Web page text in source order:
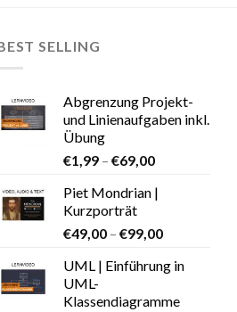
SELLING
Abgrenzung Projekt-
und Linienaufgaben inkl.
Übung
€1,99 – €69,00
Piet Mondrian |
Kurzporträt
€49,00 – €99,00
UML | Einführung in
UML-
Klassendiagramme